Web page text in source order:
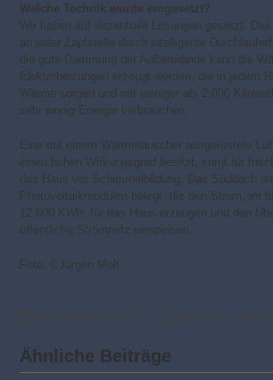
Welche Technik wurde eingesetzt?
Wir haben auf dezentrale Lösungen gesetzt.
an jeder Zapfstelle durch intelligente
die gute Dämmung der Außenwände kann die
Elektroheizungen erzeugt werden, die in jedem
Wärme sorgen und mit weniger als 2.000
sehr wenig Energie verbrauchen.
Eine mit einem Wärmetauscher ausgerüstete
einen hohen Wirkungsgrad besitzt, sorgt für
das Haus vor Schimmelbildung. Das Süddach
Photovoltaikmodulen belegt, die den Strom, im
12.600 KWh, für das Haus erzeugen und den
öffentliche Stromnetz einspeisen.
Foto: ©Jürgen Molt
Ähnliche Beiträge